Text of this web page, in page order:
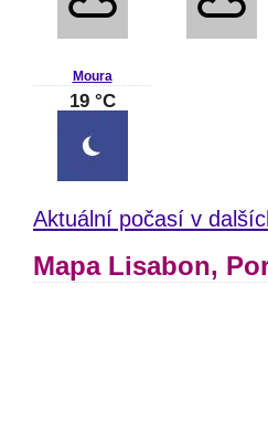
Moura
19 °C
Aktuální počasí v
Mapa Lisabon,